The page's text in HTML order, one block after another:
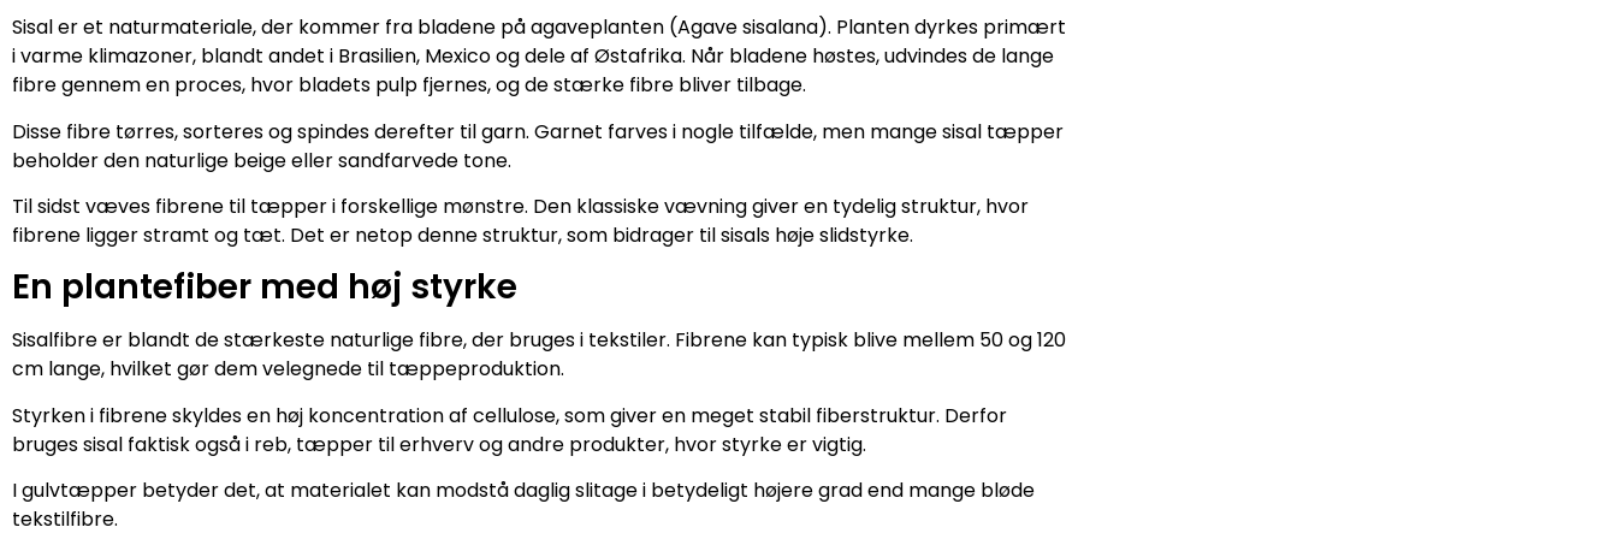
Sisal er et naturmateriale, der kommer fra bladene på agaveplanten (Agave sisalana). Planten dyrkes primært
i varme klimazoner, blandt andet i Brasilien, Mexico og dele af Østafrika. Når bladene høstes, udvindes de lange
fibre gennem en proces, hvor bladets pulp fjernes, og de stærke fibre bliver tilbage.
Disse fibre tørres, sorteres og spindes derefter til garn. Garnet farves i nogle tilfælde, men mange sisal tæpper
beholder den naturlige beige eller sandfarvede tone.
Til sidst væves fibrene til tæpper i forskellige mønstre. Den klassiske vævning giver en tydelig struktur, hvor
fibrene ligger stramt og tæt. Det er netop denne struktur, som bidrager til sisals høje slidstyrke.
En plantefiber med høj styrke
Sisalfibre er blandt de stærkeste naturlige fibre, der bruges i tekstiler. Fibrene kan typisk blive mellem 50 og 120
cm lange, hvilket gør dem velegnede til tæppeproduktion.
Styrken i fibrene skyldes en høj koncentration af cellulose, som giver en meget stabil fiberstruktur. Derfor
bruges sisal faktisk også i reb, tæpper til erhverv og andre produkter, hvor styrke er vigtig.
I gulvtæpper betyder det, at materialet kan modstå daglig slitage i betydeligt højere grad end mange bløde
tekstilfibre.